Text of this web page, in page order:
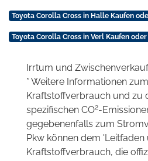
Toyota Corolla Cross in Halle Kaufen
Toyota Corolla Cross in Verl Kaufen
Irrtum und
* Weitere Informationen
Kraftstoffverbrauch und zu
spezifischen CO2-
gegebenenfalls zum
Pkw können dem
Kraftstoffverbrauch, die